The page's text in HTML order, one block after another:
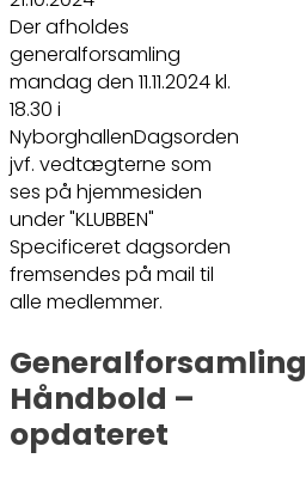
Der afholdes
generalforsamling
mandag den 11.11.2024 kl.
18.30 i
NyborghallenDagsorden
jvf. vedtægterne som
ses på hjemmesiden
under "KLUBBEN"
Specificeret dagsorden
fremsendes på mail til
alle medlemmer.
Generalforsamling
Håndbold –
opdateret